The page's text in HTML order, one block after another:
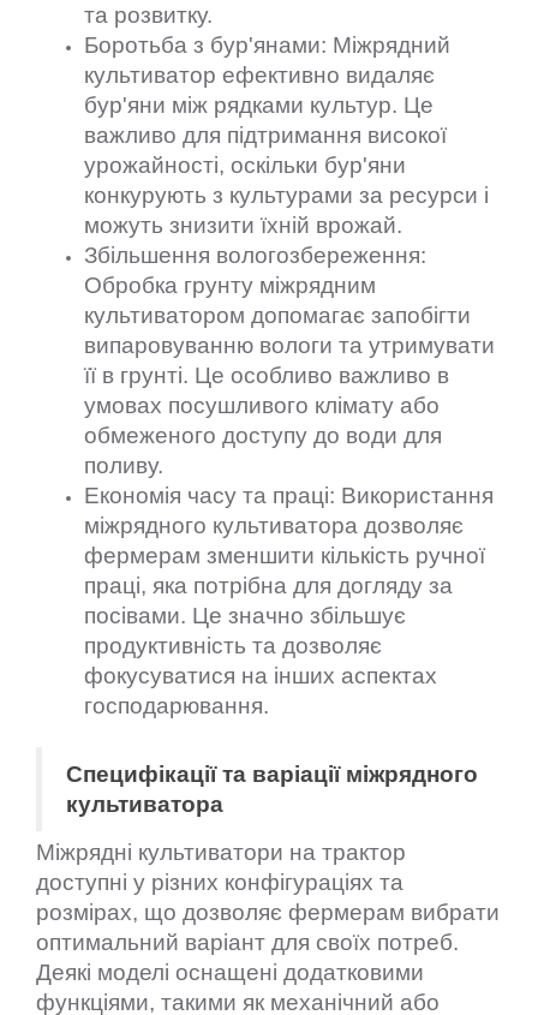
та розвитку.
Боротьба з бур'янами: Міжрядний
культиватор ефективно видаляє
бур'яни між рядками культур. Це
важливо для підтримання високої
урожайності, оскільки бур'яни
конкурують з культурами за ресурси і
можуть знизити їхній врожай.
Збільшення вологозбереження:
Обробка грунту міжрядним
культиватором допомагає запобігти
випаровуванню вологи та утримувати
її в грунті. Це особливо важливо в
умовах посушливого клімату або
обмеженого доступу до води для
поливу.
Економія часу та праці: Використання
міжрядного культиватора дозволяє
фермерам зменшити кількість ручної
праці, яка потрібна для догляду за
посівами. Це значно збільшує
продуктивність та дозволяє
фокусуватися на інших аспектах
господарювання.
Специфікації та варіації міжрядного
культиватора
Міжрядні культиватори на трактор
доступні у різних конфігураціях та
розмірах, що дозволяє фермерам вибрати
оптимальний варіант для своїх потреб.
Деякі моделі оснащені додатковими
функціями, такими як механічний або